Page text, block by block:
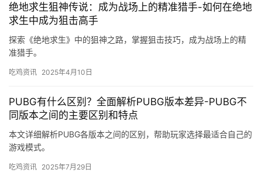
绝地求生狙神传说：成为战场上的精准猎手-如何在绝地
求生中成为狙击高手
探索《绝地求生》中的狙神之路，掌握狙击技巧，成为战场上的精
准猎手。
吃鸡资讯 2025年4月10日
PUBG有什么区别？全面解析PUBG版本差异-PUBG不
同版本之间的主要区别和特点
本文详细解析PUBG各版本之间的区别，帮助玩家选择最适合自己的
游戏模式。
吃鸡资讯 2025年7月29日